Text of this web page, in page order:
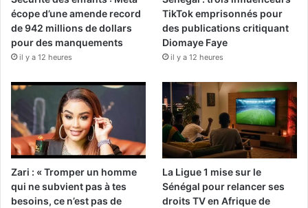
écope d’une amende record
de 942 millions de dollars
pour des manquements
il y a 12 heures
TikTok emprisonnés pour
des publications critiquant
Diomaye Faye
il y a 12 heures
Zari : « Tromper un homme
qui ne subvient pas à tes
besoins, ce n’est pas de
La Ligue 1 mise sur le
Sénégal pour relancer ses
droits TV en Afrique de